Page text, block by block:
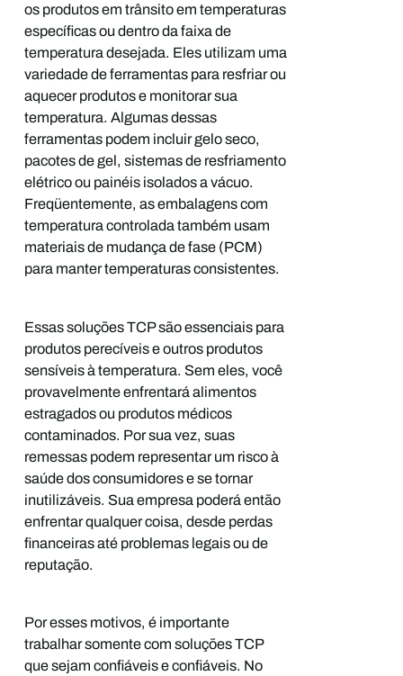
os produtos em trânsito em temperaturas
específicas ou dentro da faixa de
temperatura desejada. Eles utilizam uma
variedade de ferramentas para resfriar ou
aquecer produtos e monitorar sua
temperatura. Algumas dessas
ferramentas podem incluir gelo seco,
pacotes de gel, sistemas de resfriamento
elétrico ou painéis isolados a vácuo.
Freqüentemente, as embalagens com
temperatura controlada também usam
materiais de mudança de fase (PCM)
para manter temperaturas consistentes.
Essas soluções TCP são essenciais para
produtos perecíveis e outros produtos
sensíveis à temperatura. Sem eles, você
provavelmente enfrentará alimentos
estragados ou produtos médicos
contaminados. Por sua vez, suas
remessas podem representar um risco à
saúde dos consumidores e se tornar
inutilizáveis. Sua empresa poderá então
enfrentar qualquer coisa, desde perdas
financeiras até problemas legais ou de
reputação.
Por esses motivos, é importante
trabalhar somente com soluções TCP
que sejam confiáveis e confiáveis. No